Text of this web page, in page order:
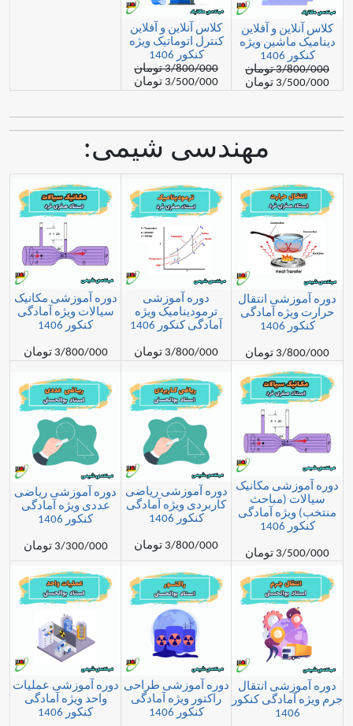
و آفلاین
ویژه
کلاس آنلاین و آفلاین
کنترل اتوماتیک ویژه
کنکور 1406
3/800/000 تومان
3/500/000 تومان
مهندسی شیمی:
انتقال
آمادگی
دوره آموزشی
ترمودینامیک ویژه
آمادگی کنکور 1406
3/800/000 تومان
دوره آموزشی مکانیک
سیالات ویژه آمادگی
کنکور 1406
3/800/000 تومان
مکانیک
(مباحث
آمادگی
دوره آموزشی ریاضی
کاربردی ویژه آمادگی
کنکور 1406
3/800/000 تومان
دوره آموزشی ریاضی
عددی ویژه آمادگی
کنکور 1406
3/300/000 تومان
انتقال
کنکور
دوره آموزشی طراحی
راکتور ویژه آمادگی
دوره آموزشی عملیات
واحد ویژه آمادگی
کنکور 1406